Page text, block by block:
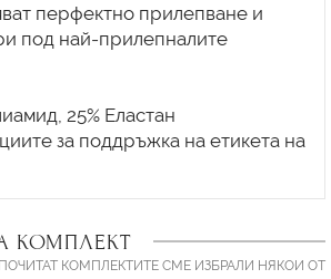
перфектно прилепване и
под най-прилепналите
25% Еластан
за поддръжка на етикета на
КОМПЛЕКТ
КОМПЛЕКТИТЕ СМЕ ИЗБРАЛИ НЯКОИ ОТ